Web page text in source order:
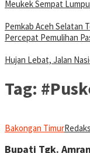
Meukek Sempat
Pemkab Aceh Selatan
Percepat Pemulihan
Hujan Lebat, Jalan
Tag:
Bakongan Timur
Bupati Tgk.